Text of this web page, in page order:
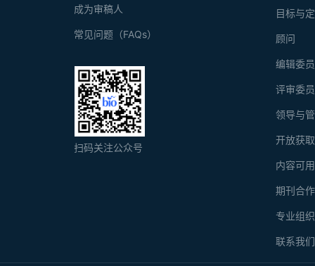
目标与
顾问
编辑委
评审委
领导与
开放获
内容可
期刊合
专业组
联系我们
成为审稿人
常见问题（FAQs）
扫码关注公众号